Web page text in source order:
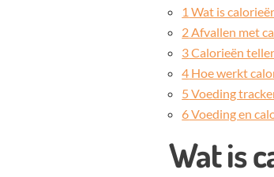
1 Wat is
2Afvallen met
3Calorieën
4 Hoe werkt
5Voeding
6Voeding en
Wat is